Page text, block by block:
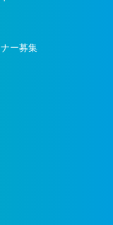
ー募集